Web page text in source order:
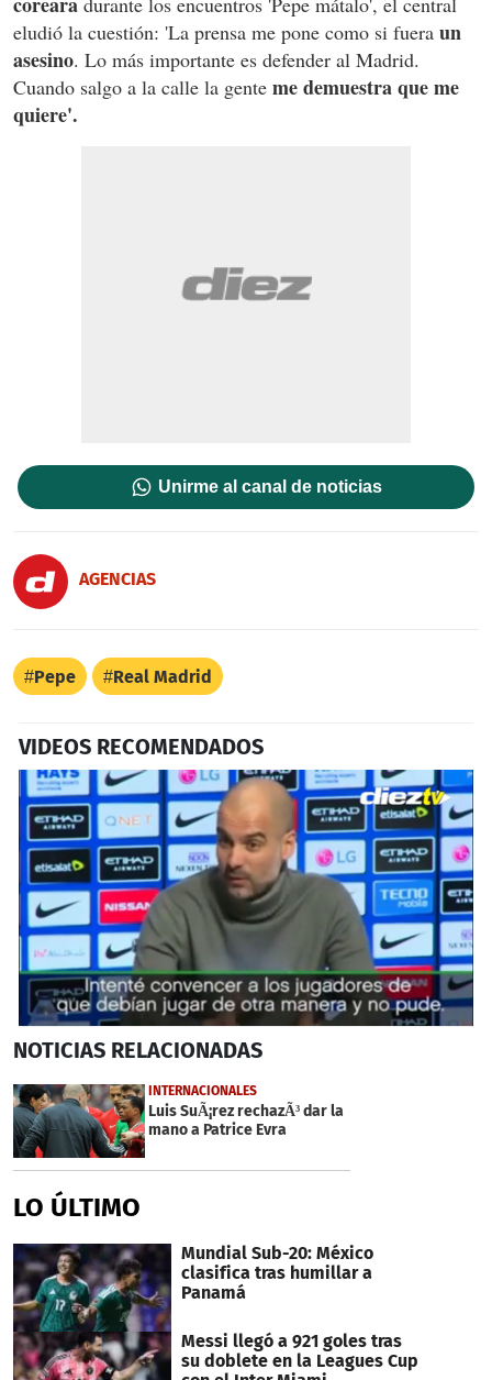
eludió la cuestión: 'La prensa me pone como si fuera un
asesino. Lo más importante es defender al Madrid.
Cuando salgo a la calle la gente me demuestra que me
quiere'.
Unirme al canal de noticias
AGENCIAS
Pepe Real Madrid
VIDEOS RECOMENDADOS
seconds
2
minutes,
29
seconds
NOTICIAS RELACIONADAS
INTERNACIONALES
Luis SuÃ¡rez rechazÃ³ dar la
mano a Patrice Evra
LO ÚLTIMO
Mundial Sub-20: México
clasifica tras humillar a
Panamá
Messi llegó a 921 goles tras
su doblete en la Leagues Cup